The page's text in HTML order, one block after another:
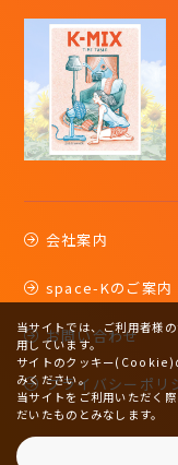
会社案内
space-Kのご案内
お問い合わせ
プライバシーポリ
当サイトでは、ご利用者様
用しています。
サイトのクッキー(Cookie)
みください。
当サイトをご利用いただく
だいたものとみなします。